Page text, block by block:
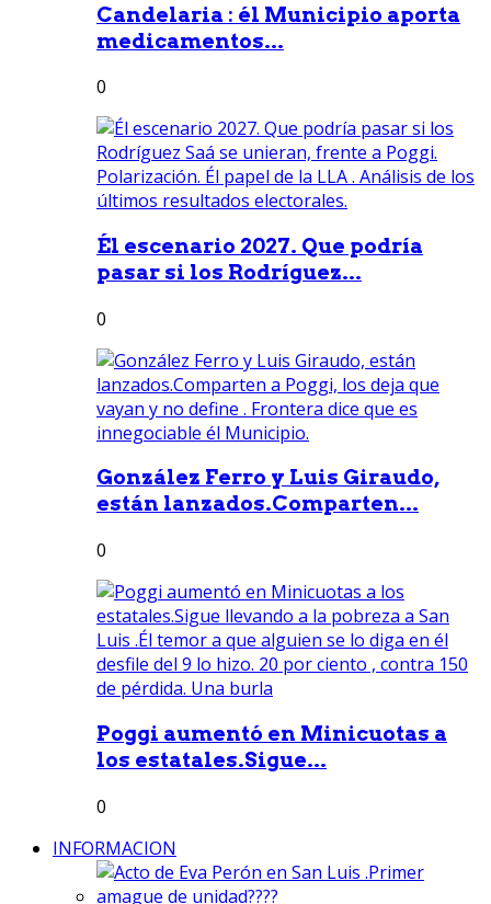
Candelaria : él Municipio aporta
medicamentos...
0
Él escenario 2027. Que podría
pasar si los Rodríguez...
0
González Ferro y Luis Giraudo,
están lanzados.Comparten...
0
Poggi aumentó en Minicuotas a
los estatales.Sigue...
0
INFORMACION